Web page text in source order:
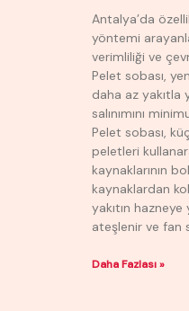
Antalya’da
yöntemi
verimliliği ve
Pelet sobası,
daha az yakıtla
salınımını
Pelet sobası,
peletleri
kaynaklarının
kaynaklardan
yakıtın
ateşlenir ve fan
Daha Fazlası »